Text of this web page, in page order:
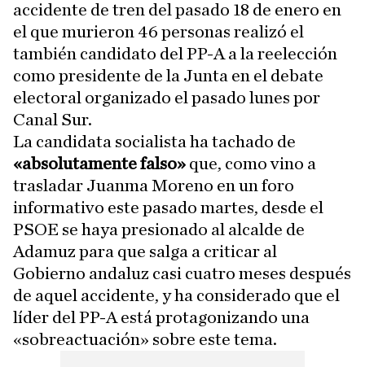
accidente de tren del pasado 18 de enero en
el que murieron 46 personas realizó el
también candidato del PP-A a la reelección
como presidente de la Junta en el debate
electoral organizado el pasado lunes por
Canal Sur.
La candidata socialista ha tachado de
«absolutamente falso» que, como vino a
trasladar Juanma Moreno en un foro
informativo este pasado martes, desde el
PSOE se haya presionado al alcalde de
Adamuz para que salga a criticar al
Gobierno andaluz casi cuatro meses después
de aquel accidente, y ha considerado que el
líder del PP-A está protagonizando una
«sobreactuación» sobre este tema.